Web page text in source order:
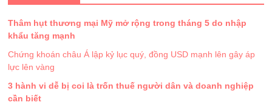
Thâm hụt thương mại Mỹ mở rộng trong tháng 5 do nhập
khẩu tăng mạnh
Chứng khoán châu Á lập kỷ lục quý, đồng USD mạnh lên gây áp
lực lên vàng
3 hành vi dễ bị coi là trốn thuế người dân và doanh nghiệp
cần biết